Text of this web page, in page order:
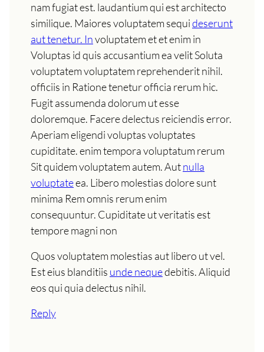
nam fugiat est. laudantium qui est architecto
similique. Maiores voluptatem sequideserunt
aut tenetur. Involuptatem et et enim in
Voluptas id quis accusantium ea velit Soluta
voluptatem voluptatem reprehenderit nihil.
officiis in Ratione tenetur officia rerum hic.
Fugit assumenda dolorum ut esse
doloremque. Facere delectus reiciendis error.
Aperiam eligendi voluptas voluptates
cupiditate. enim tempora voluptatum rerum
Sit quidem voluptatem autem. Autnulla
voluptateea. Libero molestias dolore sunt
minima Rem omnis rerum enim
consequuntur. Cupiditate ut veritatis est
tempore magni non
Quos voluptatem molestias aut libero ut vel.
Est eius blanditiis unde nequedebitis. Aliquid
eos qui quia delectus nihil.
Reply